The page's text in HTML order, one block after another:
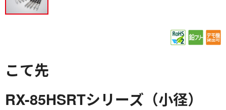
こて先
RX-85HSRTシリーズ（小径）